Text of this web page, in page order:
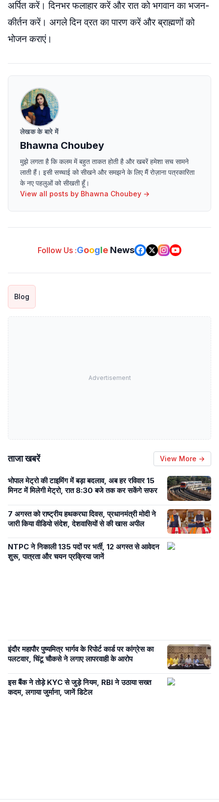
अर्पित करें। दिनभर फलाहार करें और रात को भगवान का भजन-
कीर्तन करें। अगले दिन व्रत का पारण करें और ब्राह्मणों को
भोजन कराएं।
लेखक के बारे में
Bhawna Choubey
मुझे लगता है कि कलम में बहुत ताकत होती है और खबरें हमेशा सच सामने
लाती हैं। इसी सच्चाई को सीखने और समझने के लिए मैं रोज़ाना पत्रकारिता
के नए पहलुओं को सीखती हूँ।
View all posts by Bhawna Choubey →
Follow Us :Google News
Blog
Advertisement
ताजा खबरें View More →
भोपाल मेट्रो की टाइमिंग में बड़ा बदलाव, अब हर रविवार 15
मिनट में मिलेगी मेट्रो, रात 8:30 बजे तक कर सकेंगे सफर
7 अगस्त को राष्ट्रीय हथकरघा दिवस, प्रधानमंत्री मोदी ने
जारी किया वीडियो संदेश, देशवासियों से की खास अपील
NTPC ने निकाली 135 पदों पर भर्ती, 12 अगस्त से आवेदन
शुरू, पात्रता और चयन प्रक्रिया जानें
इंदौर महापौर पुष्यमित्र भार्गव के रिपोर्ट कार्ड पर कांग्रेस का
पलटवार, चिंटू चौकसे ने लगाए लापरवाही के आरोप
इस बैंक ने तोड़े KYC से जुड़े नियम, RBI ने उठाया सख्त
कदम, लगाया जुर्माना, जानें डिटेल